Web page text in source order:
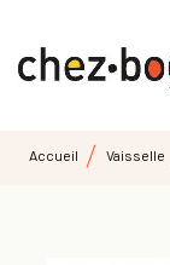
Accueil Vaisselle